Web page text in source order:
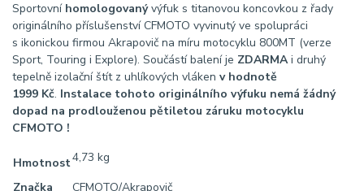
Sportovní homologovanývýfuk s titanovou koncovkou z řady
originálního příslušenství CFMOTO vyvinutý ve spolupráci
s ikonickou firmou Akrapovič na míru motocyklu 800MT (verze
Sport, Touring i Explore). Součástí balení je ZDARMAi druhý
tepelně izolační štít z uhlíkových vláken v hodnotě
1999 Kč. Instalace tohoto originálního výfuku nemá žádný
dopad na prodlouženou pětiletou záruku motocyklu
CFMOTO !
Hmotnost4,73 kg
Značka
CFMOTO/Akrapovič